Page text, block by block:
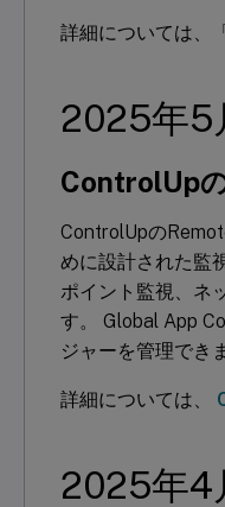
詳細については、
2025年5
ControlUp
ControlUpの
めに設計された監
ポイント監視、ネ
す。 Global App
ジャーを管理でき
詳細については、
2025年4